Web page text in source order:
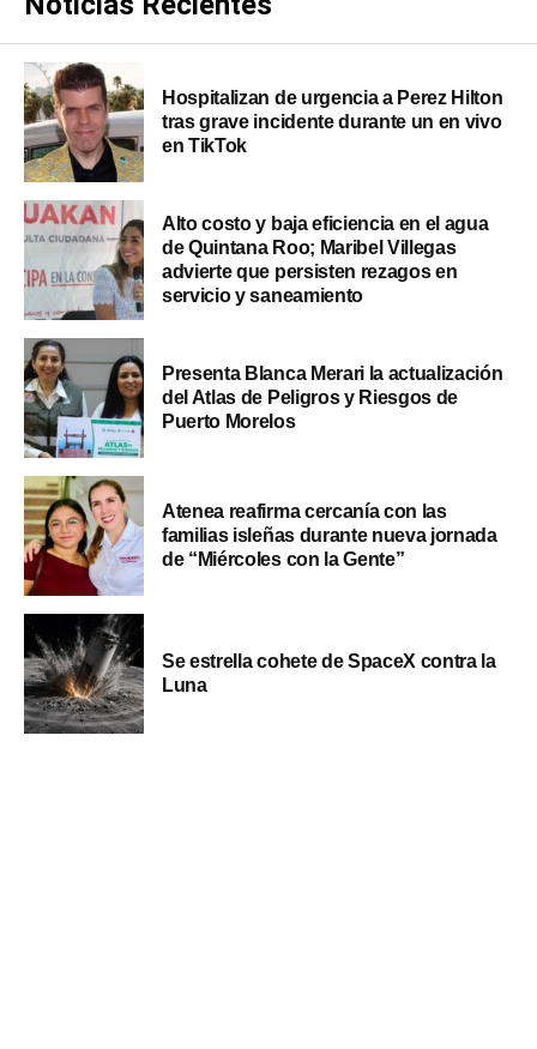
Hospitalizan de urgencia a Perez Hilton
tras grave incidente durante un en vivo
en TikTok
Alto costo y baja eficiencia en el agua
de Quintana Roo; Maribel Villegas
advierte que persisten rezagos en
servicio y saneamiento
Presenta Blanca Merari la actualización
del Atlas de Peligros y Riesgos de
Puerto Morelos
Atenea reafirma cercanía con las
familias isleñas durante nueva jornada
de “Miércoles con la Gente”
Se estrella cohete de SpaceX contra la
Luna